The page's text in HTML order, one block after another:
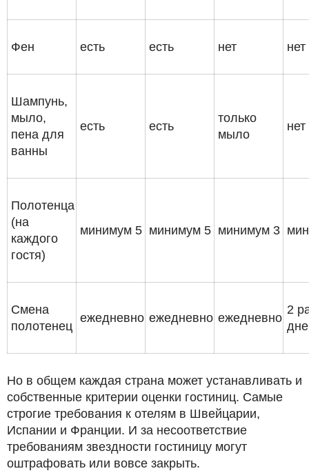
Фен есть есть нет нет
Шампунь,
мыло,
пена для
ванны
есть есть
только
мыло
нет
Полотенца
(на
каждого
гостя)
минимум 5 минимум 5 минимум 3
Смена
полотенец
ежедневно ежедневно ежедневно
2
Но в общем каждая страна может устанавливать и
собственные критерии оценки гостиниц. Самые
строгие требования к отелям в Швейцарии,
Испании и Франции. И за несоответствие
требованиям звездности гостиницу могут
оштрафовать или вовсе закрыть.